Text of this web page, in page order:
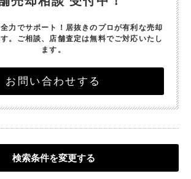
力でサポート！ 居抜きのプロが有利な売却
。 ご相談、店舗査定は無料でご対応いたし
ます。
お問い合わせする
検索条件を変更する